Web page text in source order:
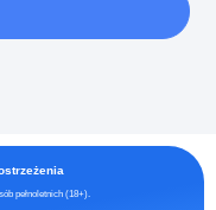
pełnoletnich (18+).